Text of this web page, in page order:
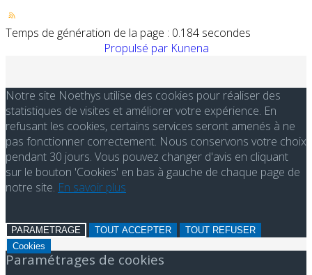
Temps de génération de la page : 0.184 secondes
Propulsé par Kunena
Notre site Noethys utilise des cookies pour réaliser des
statistiques de visites et améliorer votre expérience. En
refusant les cookies, certains services seront amenés à ne
pas fonctionner correctement. Nous conservons votre choix
pendant 30 jours. Vous pouvez changer d'avis en cliquant
sur le bouton 'Cookies' en bas à gauche de chaque page de
notre site. En savoir plus
PARAMETRAGE TOUT ACCEPTER
TOUT REFUSER
Cookies
Paramétrages de cookies